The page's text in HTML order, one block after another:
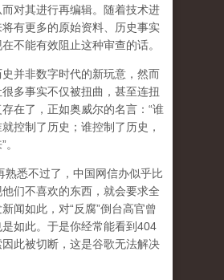
对其进行再编辑。随着技术进
有更多的原始资料、历史事实
不能有效阻止这种审查的话。
并非数字时代的新玩意，然而
多事实不仅被扭曲，甚至连扭
在了，正如奥威尔的名言：“谁
控制了历史；谁控制了历史，
熟悉不过了，中国网信办似乎比
们不喜欢的东西，就会要求全
闻如此，对“反腐”倒台高官曾
如此。于是你经常能看到404
此被切断，这是谷歌无法解决